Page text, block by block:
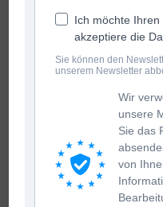
Ich möchte
akzeptiere die
Sie können den
unserem Newsletter
Wir
unsere
Sie das
von